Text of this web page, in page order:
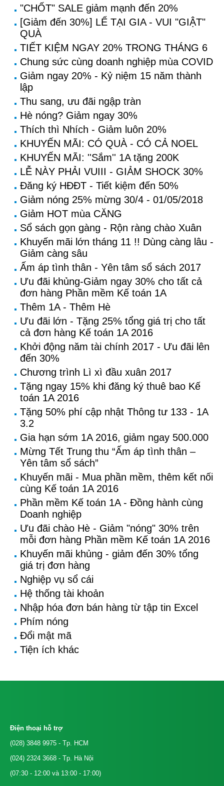
"CHỐT" SALE giảm mạnh đến 20%
[Giảm đến 30%] LỂ TẠI GIA - VUI "GIẬT"
QUÀ
TIẾT KIỆM NGAY 20% TRONG THÁNG 6
Chung sức cùng doanh nghiệp mùa COVID
Giảm ngay 20% - Kỷ niệm 15 năm thành
lập
Thu sang, ưu đãi ngập tràn
Hè nóng? Giảm ngay 30%
Thích thì Nhích - Giảm luôn 20%
KHUYẾN MÃI: CÓ QUÀ - CÓ CẢ NOEL
KHUYẾN MÃI: ''Sắm'' 1A tặng 200K
LỄ NÀY PHẢI VUIII - GIẢM SHOCK 30%
Đăng ký HĐĐT - Tiết kiệm đến 50%
Giảm nóng 25% mừng 30/4 - 01/05/2018
Giảm HOT mùa CĂNG
Sổ sách gọn gàng - Rộn ràng chào Xuân
Khuyến mãi lớn tháng 11 !! Dùng càng lâu -
Giảm càng sâu
Ấm áp tình thân - Yên tâm sổ sách 2017
Ưu đãi khủng-Giảm ngay 30% cho tất cả
đơn hàng Phần mềm Kế toán 1A
Thêm 1A - Thêm Hè
Ưu đãi lớn - Tặng 25% tổng giá trị cho tất
cả đơn hàng Kế toán 1A 2016
Khởi động năm tài chính 2017 - Ưu đãi lên
đến 30%
Chương trình Lì xì đầu xuân 2017
Tặng ngay 15% khi đăng ký thuê bao Kế
toán 1A 2016
Tặng 50% phí cập nhật Thông tư 133 - 1A
3.2
Gia hạn sớm 1A 2016, giảm ngay 500.000
Mừng Tết Trung thu “Ấm áp tình thân –
Yên tâm sổ sách”
Khuyến mãi - Mua phần mềm, thêm kết nối
cùng Kế toán 1A 2016
Phần mềm Kế toán 1A - Đồng hành cùng
Doanh nghiệp
Ưu đãi chào Hè - Giảm "nóng" 30% trên
mỗi đơn hàng Phần mềm Kế toán 1A 2016
Khuyến mãi khủng - giảm đến 30% tổng
giá trị đơn hàng
Nghiệp vụ sổ cái
Hệ thống tài khoản
Nhập hóa đơn bán hàng từ tập tin Excel
Phím nóng
Đổi mật mã
Tiện ích khác
Điện thoại hỗ trợ
(028) 3848 9975 - Tp. HCM
(024) 2324 3668 - Tp. Hà Nội
(07:30 - 12:00 và 13:00 - 17:00)